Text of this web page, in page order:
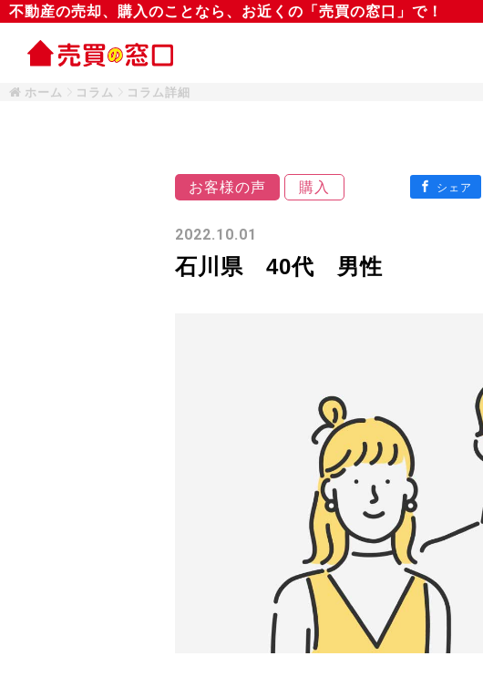
不動産の売却、購入のことなら、お近くの「売買の窓口」で！
ホーム コラム コラム詳細
お客様の声 購入
2022.10.01
石川県 40代 男性